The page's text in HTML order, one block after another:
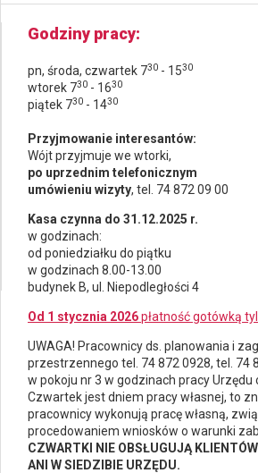
Godziny pracy
pn, środa, czwartek 730 - 1530
wtorek 730 - 1630
piątek 730 - 1430
Przyjmowanie interesantów:
Wójt przyjmuje we wtorki,
po uprzednim telefonicznym
umówieniu wizyty, tel. 74 872 09 00
Kasa czynna do 31.12.2025 r.
w godzinach:
od poniedziałku do piątku
w godzinach 8.00-13.00
budynek B, ul. Niepodległości 4
Od 1 stycznia 2026płatność gotówką
UWAGA! Pracownicy ds. planowania i
przestrzennego tel. 74 872 0928, tel. 74
w pokoju nr 3 w godzinach pracy Urzędu
Czwartek jest dniem pracy własnej, to
pracownicy wykonują pracę własną,
procedowaniem wniosków o warunki
CZWARTKI NIE OBSŁUGUJĄ
ANI W SIEDZIBIE URZĘDU.